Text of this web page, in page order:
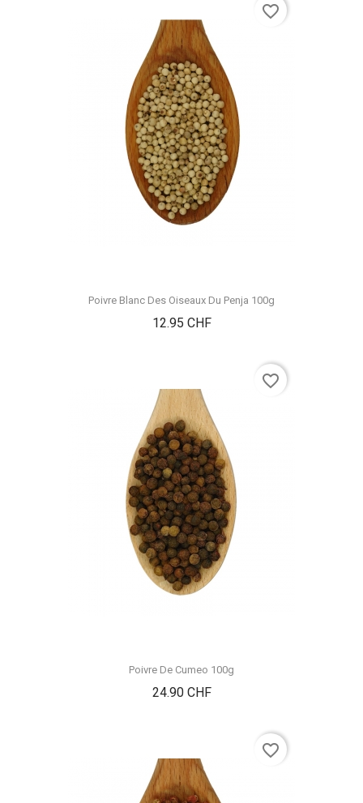
Poivre Blanc Des Oiseaux Du Penja 100g
12.95 CHFPrix
favorite_border
Poivre De Cumeo 100g
24.90 CHFPrix
favorite_border
favorite_border